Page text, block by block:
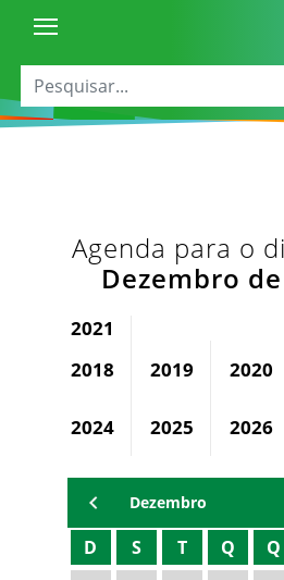
Agenda para o
Dezembro
2021
2018
2019 2020
2024 2025 2026
Dezembro
D S T Q Q